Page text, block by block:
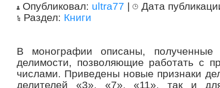
Опубликовал: ultra77 |
Дата
Раздел: Книги
В монографии описаны, полученные
делимости, позволяющие работать с
числами. Приведены новые признаки
делителей «3», «7», «11», так и